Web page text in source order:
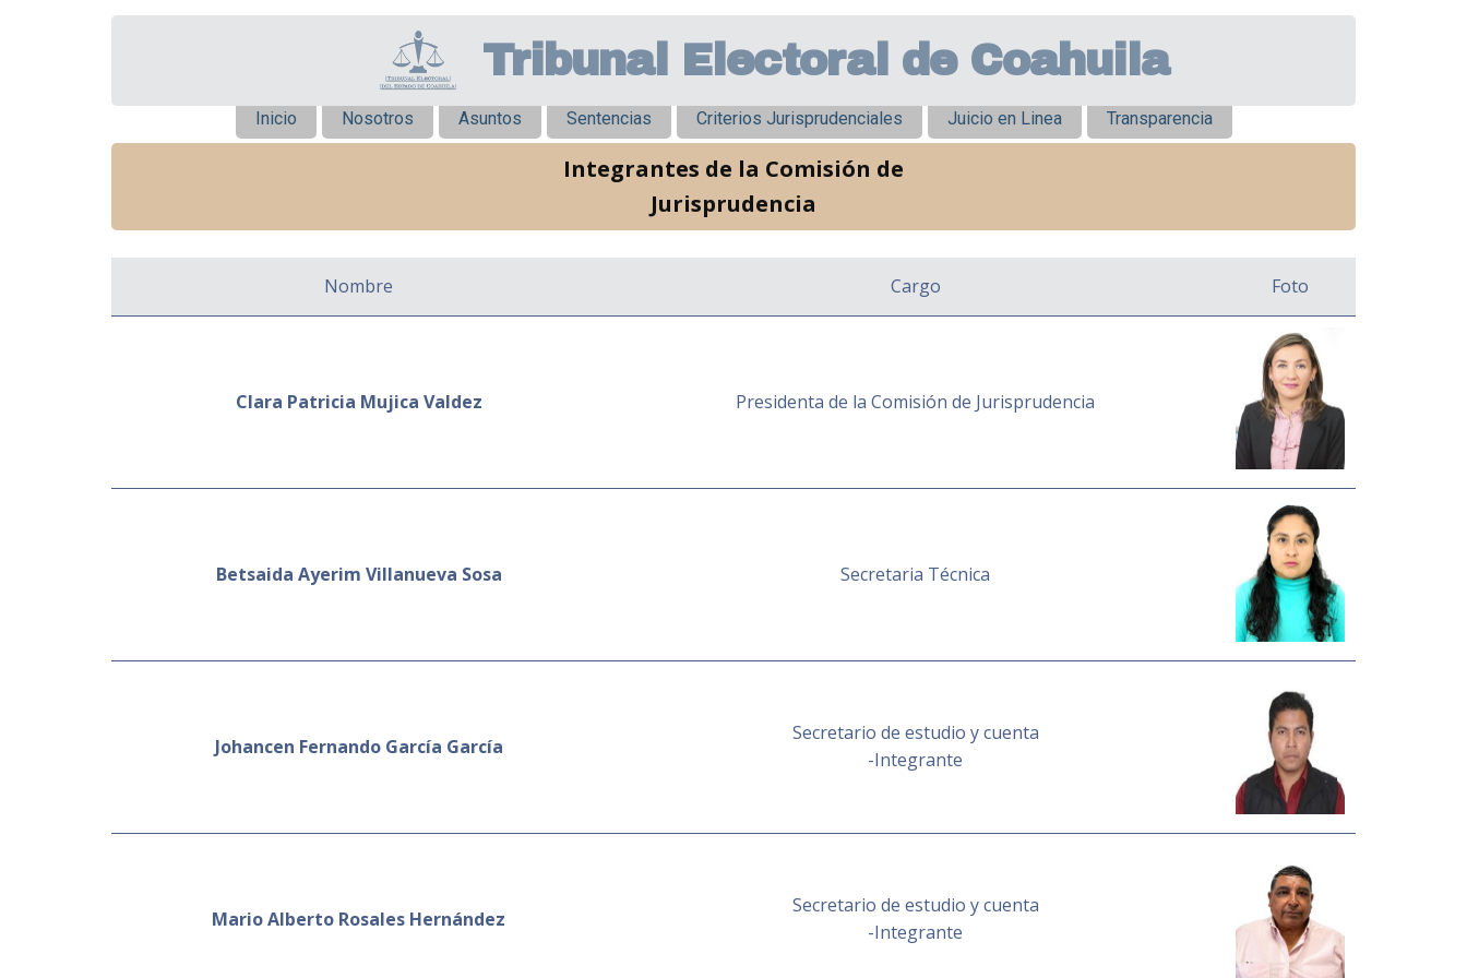
Inicio Nosotros Asuntos Sentencias Criterios Jurisprudenciales Juicio en Linea Transparencia
Tribunal Electoral de Coahuila
Integrantes de la Comisión de
Jurisprudencia
Nombre Cargo Foto
Clara Patricia Mujica Valdez Presidenta de la Comisión de Jurisprudencia
Betsaida Ayerim Villanueva Sosa Secretaria Técnica
Johancen Fernando García García
Secretario de estudio y cuenta
-Integrante
Mario Alberto Rosales Hernández
Secretario de estudio y cuenta
-Integrante